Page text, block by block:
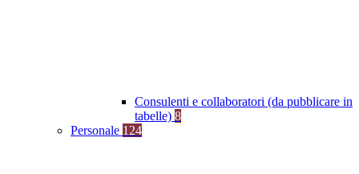
Consulenti e collaboratori (da pubblicare in
tabelle) 8
Personale 124